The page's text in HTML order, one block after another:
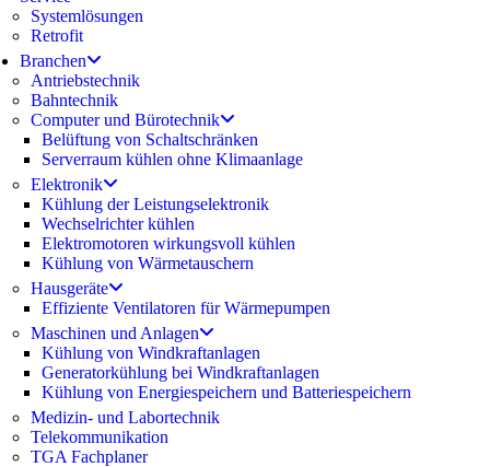
Systemlösungen
Retrofit
Branchen
Antriebstechnik
Bahntechnik
Computer und Bürotechnik
Belüftung von Schaltschränken
Serverraum kühlen ohne Klimaanlage
Elektronik
Kühlung der Leistungselektronik
Wechselrichter kühlen
Elektromotoren wirkungsvoll kühlen
Kühlung von Wärmetauschern
Hausgeräte
Effiziente Ventilatoren für Wärmepumpen
Maschinen und Anlagen
Kühlung von Windkraftanlagen
Generatorkühlung bei Windkraftanlagen
Kühlung von Energiespeichern und Batteriespeichern
Medizin- und Labortechnik
Telekommunikation
TGA Fachplaner